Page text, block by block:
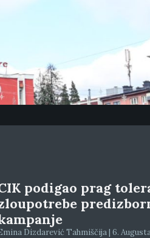
podigao prag
Dizdarević Tahmiščija | 6. Augusta